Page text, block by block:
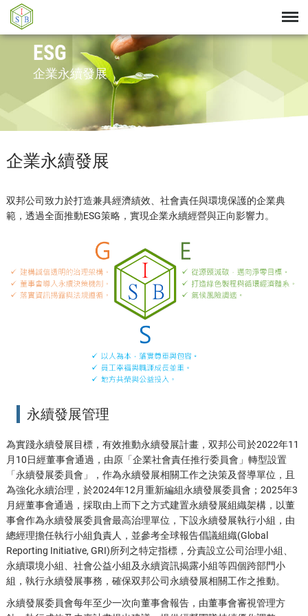
ESG
企業永續發展
企業永續發展
双邦公司致力於打造兼具經濟績效、社會責任與環境保護的企業典
範，透過全面推動ESG策略，實現企業永續經營與正向影響力。
永續發展管理
為實踐永續發展目標，有效推動永續發展計畫，双邦公司於2022年11
月10日經董事會通過，由原「企業社會責任推行委員會」轉型設置
「永續發展委員會」，作為永續發展相關工作之決策及督導單位，且
為強化永續治理，於2024年12月重新編組永續發展委員會；2025年3
月經董事會通過，採取由上而下之方式建置永續發展組織架構，以董
事會作為永續發展委員會最高治理單位，下設永續發展執行小組，由
總經理擔任執行小組負責人，並參考全球報告倡議組織(Global
Reporting Initiative, GRI)所列之特定指標，分責設立公司治理小組、
永續環境小組、社會公益小組及永續資訊揭露小組等四個跨部門小
組，執行永續發展事務，確保双邦公司永續發展相關工作之推動。
永續發展委員會每年至少一次向董事會報告，由董事會審視管理方